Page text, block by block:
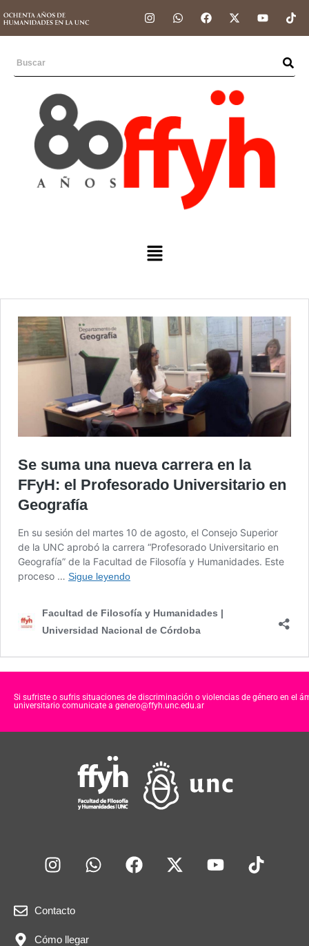
Se suma una nueva carrera en la
FFyH: el Profesorado Universitario en
Geografía
En su sesión del martes 10 de agosto, el Consejo Superior
de la UNC aprobó la carrera “Profesorado Universitario en
Geografía” de la Facultad de Filosofía y Humanidades. Este
proceso … Sigue leyendo
Facultad de Filosofía y Humanidades |
Universidad Nacional de Córdoba
Si sufriste o sufris situaciones de discriminación o violencias de género en el
universitario comunicate a genero@ffyh.unc.edu.ar
Contacto
Cómo llegar